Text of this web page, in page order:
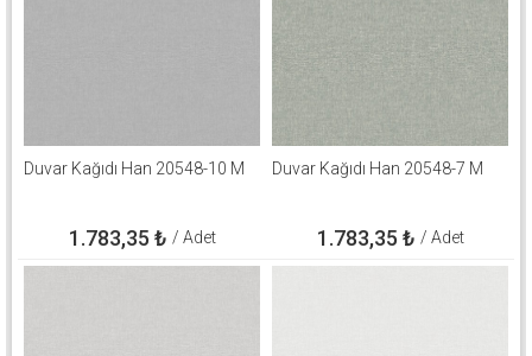
Duvar Kağıdı Han 20548-10 M
1.783,35 ₺ / Adet
Duvar Kağıdı Han 20548-7 M
1.783,35 ₺ / Adet